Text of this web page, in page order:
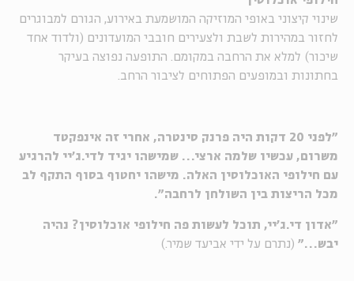
שינוי קיצוני באופי המוזיקה המושמעת באירוע, הגורם למבוגרים
לחזור במהירות לשבת ולצעירים חובבי המועדונים (ולדוד אחד
שיכור) למלא את הרחבה במקומם. התופעה נפוצה בעיקר
בחתונות ובמופעים הפתוחים לציבור הרחב.
"לפני 20 דקות היה פרנק סינטרה, אחרי זה אינפקטד
משרום, עכשיו שלמה ארצי… שמישהו יגיד לדי.ג'יי להרגיע
עם חילופי האוכלוסין האלה. מישהו יחטוף בסוף התקף לב
מכל הריצות בין השולחן לרחבה".
"אדון די.ג'יי, תוכל לעשות פה חילופי אוכלוסין? נהיה
יבש…" (נתרם על ידי אביעד שמיר.)